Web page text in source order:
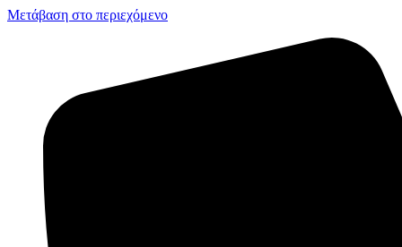
Μετάβαση στο περιεχόμενο